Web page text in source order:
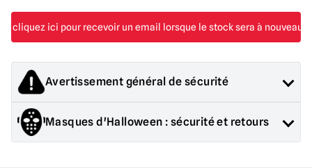
Avertissement général de sécurité
Les produits vendus par Mad About Horror sont des objets de
collection pour adultes ou des décorations d'Halloween. Ils
sont
Masques d'Halloween : sécurité et retours
sont des objets de collection, des décorations d'Halloween